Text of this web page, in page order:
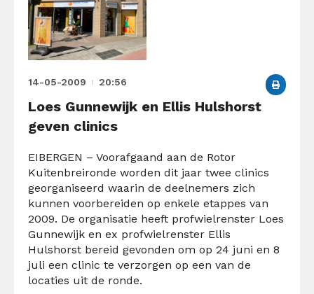
14-05-2009 20:56
Loes Gunnewijk en Ellis Hulshorst
geven clinics
EIBERGEN – Voorafgaand aan de Rotor
Kuitenbreironde worden dit jaar twee clinics
georganiseerd waarin de deelnemers zich
kunnen voorbereiden op enkele etappes van
2009. De organisatie heeft profwielrenster Loes
Gunnewijk en ex profwielrenster Ellis
Hulshorst bereid gevonden om op 24 juni en 8
juli een clinic te verzorgen op een van de
locaties uit de ronde.